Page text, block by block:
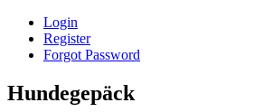
Login
Register
Forgot Password
Hundegepäck